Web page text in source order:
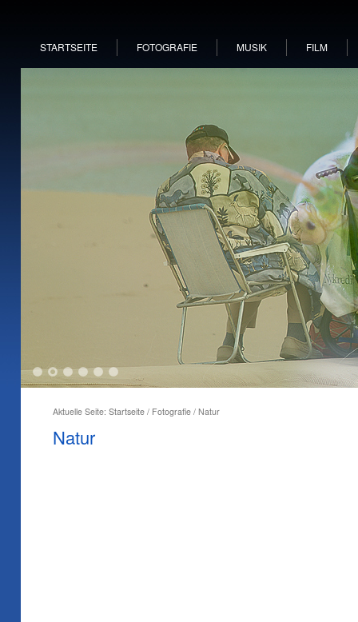
STARTSEITE FOTOGRAFIE MUSIK FILM
1 2 3 4 5 6
Aktuelle Seite: Startseite / Fotografie / Natur
Natur